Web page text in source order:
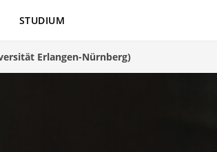
STUDIUM
Erlangen-Nürnberg)